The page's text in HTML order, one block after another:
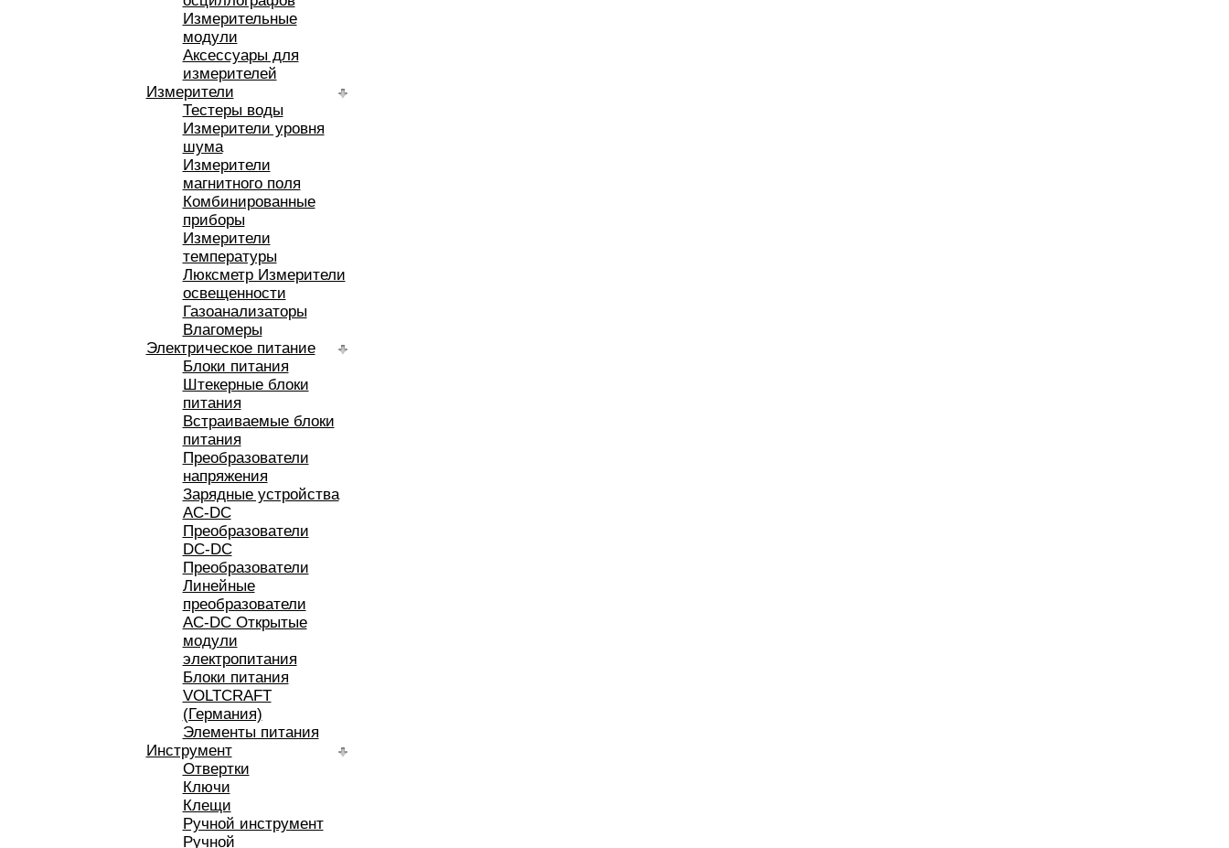
Измерительные
модули
Аксессуары для
измерителей
Измерители
Тестеры воды
Измерители уровня
шума
Измерители
магнитного поля
Комбинированные
приборы
Измерители
температуры
Люксметр Измерители
освещенности
Газоанализаторы
Влагомеры
Электрическое питание
Блоки питания
Штекерные блоки
питания
Встраиваемые блоки
питания
Преобразователи
напряжения
Зарядные устройства
AC-DC
Преобразователи
DC-DC
Преобразователи
Линейные
преобразователи
AC-DC Открытые
модули
электропитания
Блоки питания
VOLTCRAFT
(Германия)
Элементы питания
Инструмент
Отвертки
Ключи
Клещи
Ручной инструмент
Ручной